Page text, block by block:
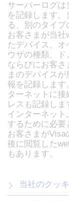
サーバーログは
を記録します
る、別のタイプ
お客さまが当社
たデバイス、オ
ウザの種類、ド
ならびにお客さ
まのデバイス
報を記録します
ターネットに
レスも記録し
インターネット
するために必要
お客さまがVisa
後に閲覧した
もあります。
当社のクッ